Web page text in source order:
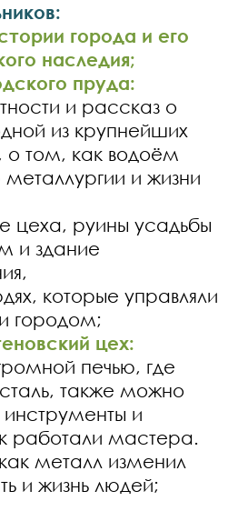
города и его
наследия;
пруда:
и рассказ о
из крупнейших
о том, как водоём
и жизни
цеха, руины усадьбы
и здание
которые управляли
городом;
цех:
печью, где
сталь, также можно
инструменты и
работали мастера.
металл изменил
и жизнь людей;